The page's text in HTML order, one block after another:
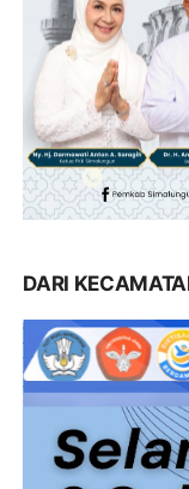
DARI